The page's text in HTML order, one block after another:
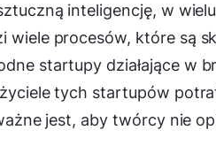
inteligencję, w
procesów, które są
startupy działające w
tych startupów
jest, aby twórcy nie